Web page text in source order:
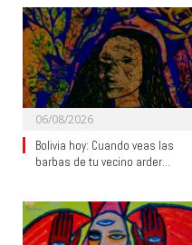
06/08/2026
Bolivia hoy: Cuando veas las
barbas de tu vecino arder…